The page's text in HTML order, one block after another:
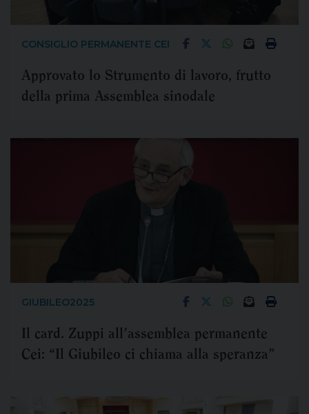
CONSIGLIO PERMANENTE CEI
Approvato lo Strumento di lavoro, frutto
della prima Assemblea sinodale
GIUBILEO2025
Il card. Zuppi all’assemblea permanente
Cei: “Il Giubileo ci chiama alla speranza”